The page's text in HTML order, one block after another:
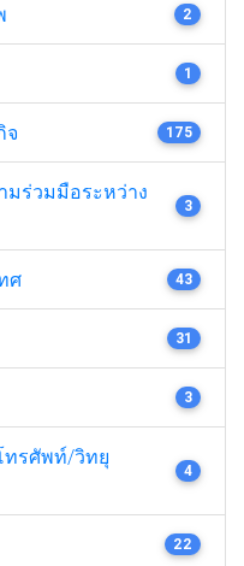
2
1
จ 175
มร่วมมือระหว่าง
3
ศ 43
31
3
ทรศัพท์/วิทยุ
4
22